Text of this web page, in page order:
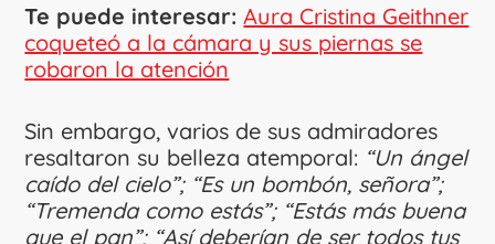
Te puede interesar:Aura Cristina Geithner
coqueteó a la cámara y sus piernas se
robaron la atención
Sin embargo, varios de sus admiradores
resaltaron su belleza atemporal: “Un ángel
caído del cielo”; “Es un bombón, señora”;
“Tremenda como estás”; “Estás más buena
que el pan”; “Así deberían de ser todos tus